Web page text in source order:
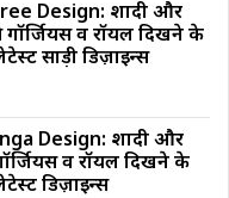
Design: शादी और
गॉर्जियस व रॉयल दिखने के
साड़ी डिज़ाइन्स
Design: शादी और
व रॉयल दिखने के
डिज़ाइन्स